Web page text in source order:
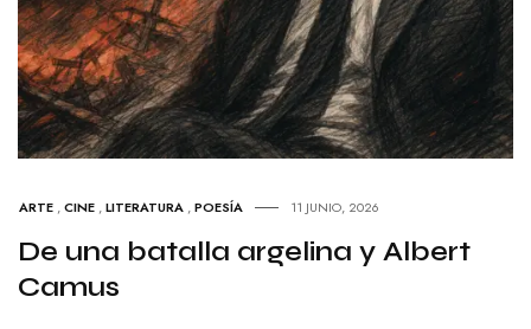
ARTE ,CINE ,LITERATURA ,POESÍA 11 JUNIO, 2026
De una batalla argelina y Albert
Camus